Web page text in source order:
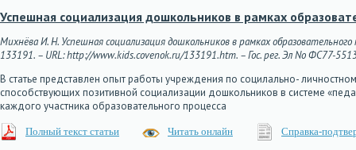
Успешная социализация дошкольников в рамках
Михнёва И. Н. Успешная социализация дошкольников в рамках
133191. – URL: http://www.kids.covenok.ru/133191.htm. – Гос. рег. Эл No ФС77-
В статье представлен опыт работы учреждения по социлально-
способствующих позитивной социализации дошкольников в системе
каждого участника образовательного процесса
Полный текст статьи Читать онлайн Справка-